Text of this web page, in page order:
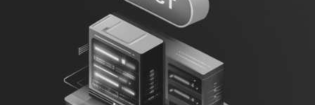
Резервное копирование